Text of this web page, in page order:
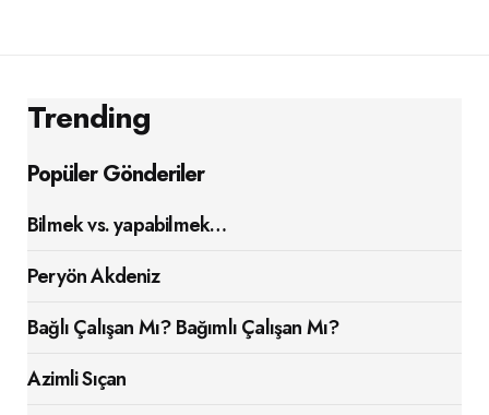
Trending
Popüler Gönderiler
Bilmek vs. yapabilmek…
Peryön Akdeniz
Bağlı Çalışan Mı? Bağımlı Çalışan Mı?
Azimli Sıçan